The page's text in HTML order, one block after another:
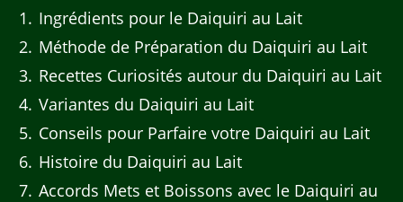
1
Ingrédients pour le Daiquiri au Lait
2 Méthode de Préparation du Daiquiri au Lait
3 Recettes Curiosités autour du Daiquiri au Lait
4 Variantes du Daiquiri au Lait
5 Conseils pour Parfaire votre Daiquiri au Lait
6 Histoire du Daiquiri au Lait
7 Accords Mets et Boissons avec le Daiquiri au